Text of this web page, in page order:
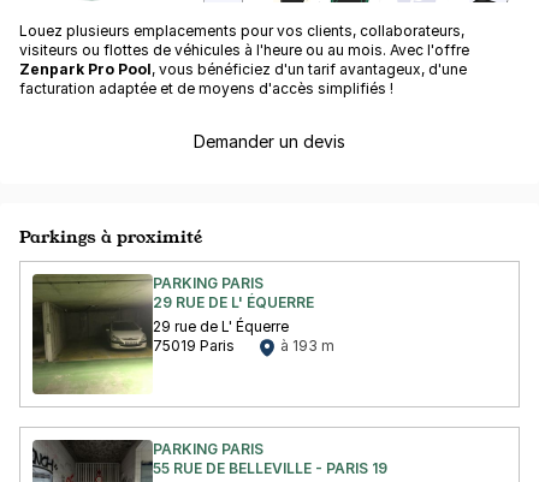
Louez plusieurs emplacements pour vos clients, collaborateurs,
visiteurs ou flottes de véhicules à l'heure ou au mois. Avec l'offre
Zenpark Pro Pool, vous bénéficiez d'un tarif avantageux, d'une
facturation adaptée et de moyens d'accès simplifiés !
Demander un devis
Parkings à proximité
PARKING PARIS
29 RUE DE L' ÉQUERRE
29 rue de L' Équerre
75019 Paris
à 193 m
PARKING PARIS
55 RUE DE BELLEVILLE - PARIS 19